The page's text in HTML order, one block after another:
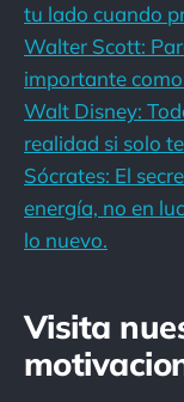
tu lado cuando
Walter Scott:
importante
Walt Disney:
realidad si solo
Sócrates: El
energía, no en
lo nuevo.
Visita